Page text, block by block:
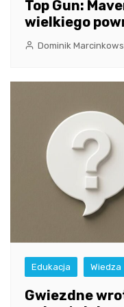
Top Gun:
wielkiego
Dominik
Edukacja Wiedza
Gwiezdne